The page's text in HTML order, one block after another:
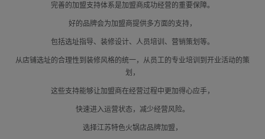
完善的加盟支持体系是加盟商成功经营的重要保障。
好的品牌会为加盟商提供多方面的支持，
包括选址指导、装修设计、人员培训、营销策划等。
从店铺选址的合理性到装修风格的统一，从员工的专业培训到开业活动的策
划，
这些支持能够让加盟商在经营过程中更加得心应手，
快速进入运营状态，减少经营风险。
选择江苏特色火锅店品牌加盟，